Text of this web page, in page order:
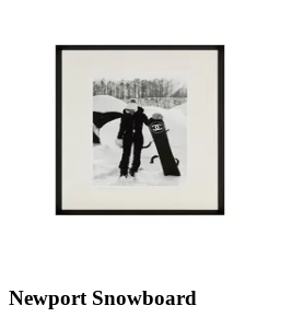
Newport Snowboard